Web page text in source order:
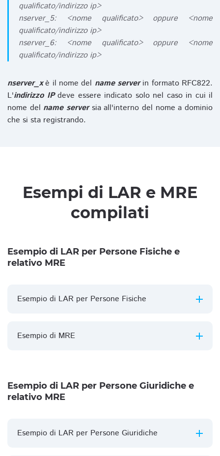
qualificato/indirizzo ip>
nserver_5: <nome qualificato> oppure <nome
qualificato/indirizzo ip>
nserver_6: <nome qualificato> oppure <nome
qualificato/indirizzo ip>
nserver_xè il nome del name serverin formato RFC822.
L'indirizzo IPdeve essere indicato solo nel caso in cui il
nome del name serversia all'interno del nome a dominio
che si sta registrando.
Esempi di LAR e MRE
compilati
Esempio di LAR per Persone Fisiche e
relativo MRE
Esempio di LAR per Persone Fisiche
Esempio di MRE
Esempio di LAR per Persone Giuridiche e
relativo MRE
Esempio di LAR per Persone Giuridiche